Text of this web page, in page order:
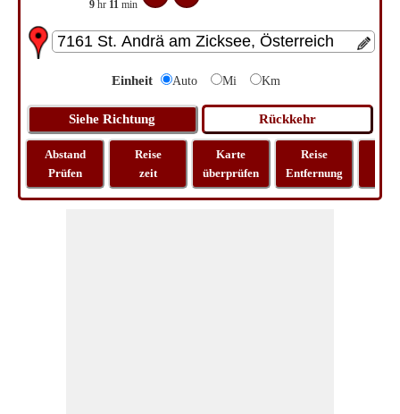
9 hr 11 min
Einheit Auto Mi Km
Abstand
Prüfen
Reise
zeit
Karte
überprüfen
Reise
Entfernung